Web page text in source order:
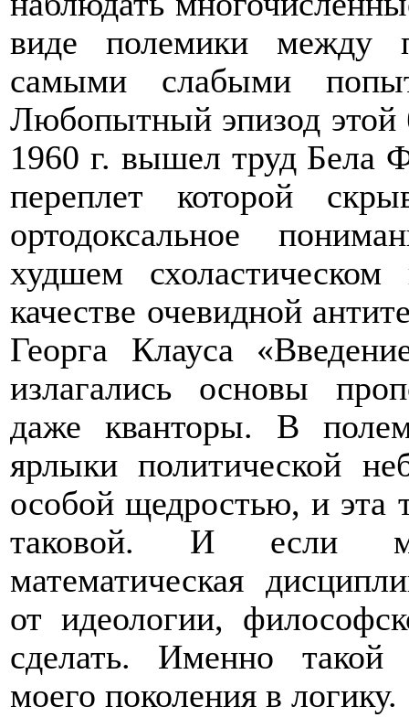
виде полемики между
самыми слабыми
Любопытный эпизод этой
1960 г. вышел труд Бела
переплет которой
ортодоксальное
худшем
качестве очевидной
Георга Клауса
излагались основы
даже кванторы. В
ярлыки политической
особой щедростью, и эта
таковой. И если
математическая
от идеологии,
сделать. Именно такой
моего поколения в логику.